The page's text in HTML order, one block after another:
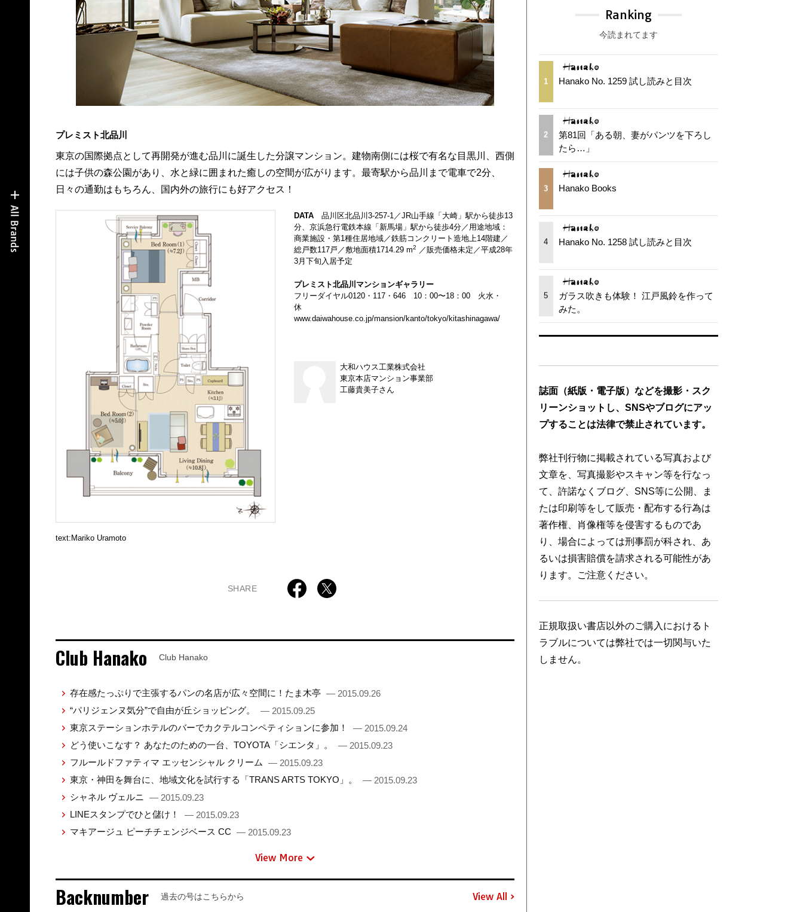
プレミスト北品川
東京の国際拠点として再開発が進む品川に誕生した分譲マンション。建物南側には桜で有名な目黒川、西側
には子供の森公園があり、水と緑に囲まれた癒しの空間が広がります。最寄駅から品川まで電車で2分、
日々の通勤はもちろん、国内外の旅行にも好アクセス！
DATA品川区北品川3-257-1／JR山手線「大崎」駅から徒歩13
分、京浜急行電鉄本線「新馬場」駅から徒歩4分／用途地域：
商業施設・第1種住居地域／鉄筋コンクリート造地上14階建／
総戸数117戸／敷地面積1714.29 m2
／販売価格未定／平成28年
3月下旬入居予定
プレミスト北品川マンションギャラリー
フリーダイヤル0120・117・646 10：00〜18：00 火水・
休
www.daiwahouse.co.jp/mansion/kanto/tokyo/kitashinagawa/
大和ハウス工業株式会社
東京本店マンション事業部
工藤貴美子さん
text:Mariko Uramoto
SHARE
Club Hanako Club Hanako
存在感たっぷりで主張するパンの名店が広々空間に！たま木亭 — 2015.09.26
“パリジェンヌ気分”で自由が丘ショッピング。
— 2015.09.25
東京ステーションホテルのバーでカクテルコンペティションに参加！
— 2015.09.24
どう使いこなす？ あなたのための一台、TOYOTA「シエンタ」。
— 2015.09.23
フルールドファティマ エッセンシャル クリーム
— 2015.09.23
東京・神田を舞台に、地域文化を試行する「TRANS ARTS TOKYO」。
— 2015.09.23
シャネル ヴェルニ — 2015.09.23
LINEスタンプでひと儲け！
— 2015.09.23
マキアージュ ピーチチェンジベース CC — 2015.09.23
View More
Backnumber 過去の号はこちらから View All
Ranking
今読まれてます
1 Hanako No. 1259 試し読みと目次
2
第81回「ある朝、妻がパンツを下ろし
たら…」
3 Hanako Books
4 Hanako No. 1258 試し読みと目次
5
ガラス吹きも体験！ 江戸風鈴を作って
みた。
誌面（紙版・電子版）などを撮影・スク
リーンショットし、SNSやブログにアッ
プすることは法律で禁止されています。
弊社刊行物に掲載されている写真および
文章を、写真撮影やスキャン等を行なっ
て、許諾なくブログ、SNS等に公開、ま
たは印刷等をして販売・配布する行為は
著作権、肖像権等を侵害するものであ
り、場合によっては刑事罰が科され、あ
るいは損害賠償を請求される可能性があ
ります。ご注意ください。
正規取扱い書店以外のご購入におけるト
ラブルについては弊社では一切関与いた
しません。